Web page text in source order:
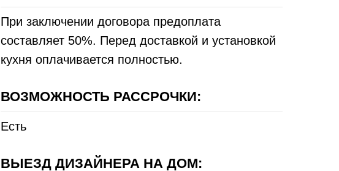
При заключении договора предоплата
составляет 50%. Перед доставкой и установкой
кухня оплачивается полностью.
ВОЗМОЖНОСТЬ РАССРОЧКИ:
Есть
ВЫЕЗД ДИЗАЙНЕРА НА ДОМ: